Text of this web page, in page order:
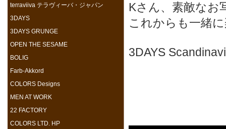
Kさん、素敵なお
これからも一緒
3DAYS
terraviiva テラヴィーバ・ジャパン
3DAYS
3DAYS GRUNGE
OPEN THE SESAME
BOLIG
Farb-Akkord
COLORS Designs
MEN AT WORK
22 FACTORY
COLORS LTD. HP